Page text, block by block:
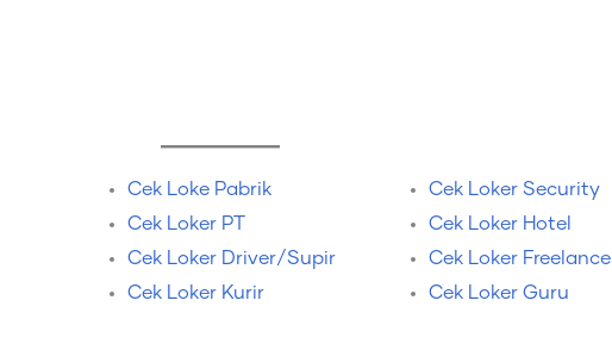
Cek Loke Pabrik
Cek Loker PT
Cek Loker Driver/Supir
Cek Loker Kurir
Cek Loker Security
Cek Loker Hotel
Cek Loker Freelance
Cek Loker Guru